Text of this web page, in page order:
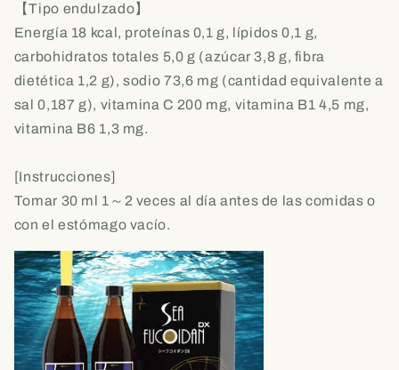
【Tipo endulzado】
Energía 18 kcal, proteínas 0,1 g, lípidos 0,1 g,
carbohidratos totales 5,0 g (azúcar 3,8 g, fibra
dietética 1,2 g), sodio 73,6 mg (cantidad equivalente a
sal 0,187 g), vitamina C 200 mg, vitamina B1 4,5 mg,
vitamina B6 1,3 mg.
[Instrucciones]
Tomar 30 ml 1～2 veces al día antes de las comidas o
con el estómago vacío.